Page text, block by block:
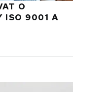
O
ISO 9001 A